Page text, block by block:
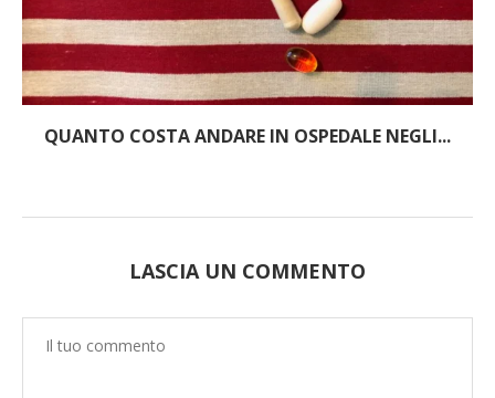
QUANTO COSTA ANDARE IN OSPEDALE NEGLI...
LASCIA UN COMMENTO